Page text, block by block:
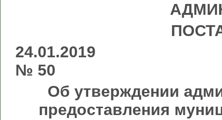
№ 50
Об утверждении
предоставления